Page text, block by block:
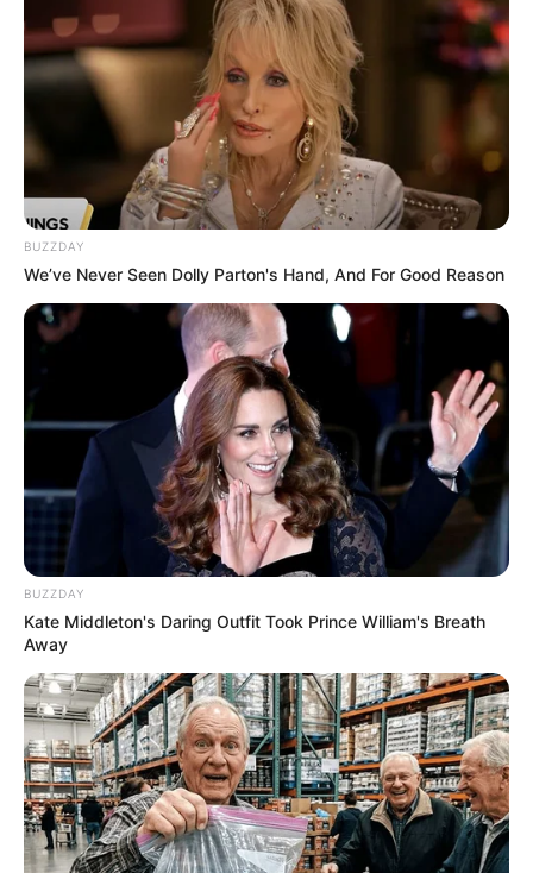
BUZZDAY
We’ve Never Seen Dolly Parton's Hand, And For Good Reason
BUZZDAY
Kate Middleton's Daring Outfit Took Prince William's Breath
Away